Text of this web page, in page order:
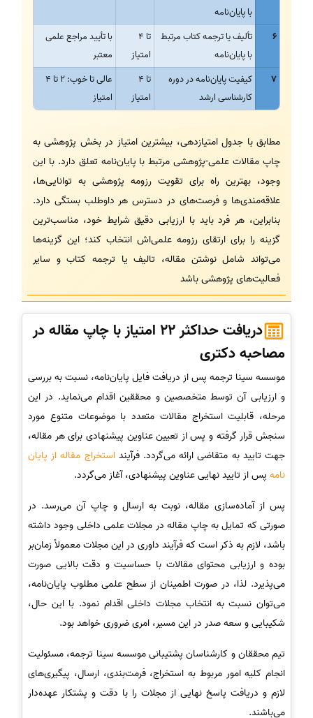
با پایان‌نامه
6
تألیف یا ترجمه کتاب مرتبط
با پایان‌نامه
تا 4
امتیاز
با تأیید مراجع علمی
معتبر
7
کیفیت پایان‌نامه در دوره
کارشناسی ارشد
تا 4
امتیاز
عالی تا خوب: 2 تا 4
امتیاز
مطابق با جدول امتیازدهی، بیشترین امتیاز در بخش پژوهشی به
چاپ مقالات علمی-پژوهشی مرتبط با پایان‌نامه تعلق دارد. با این
وجود، بهترین راه برای تقویت رزومه پژوهشی به توانایی‌ها،
علاقه‌مندی‌ها و فرصت‌های در دسترس هر داوطلب بستگی دارد.
بنابراین، هر فرد باید با ارزیابی دقیق شرایط خود، مناسب‌ترین
گزینه را برای ارتقای رزومه علمی‌اش انتخاب کند؛ این گزینه‌ها
می‌تواند شامل نوشتن مقاله، تالیف یا ترجمه کتاب و سایر
فعالیت‌های پژوهشی باشد
دریافت حداکثر 22 امتیاز با چاپ مقاله در
مصاحبه دکتری
موسسه سینا ترجمه پس از دریافت فایل پایان‌نامه، نسبت به بررسی
و ارزیابی آن توسط متخصصین و محققین اقدام می‌نماید. در این
مرحله، قابلیت استخراج مقالات متعدد با موضوعات متنوع مورد
سنجش قرار گرفته و پس از تعیین عناوین پیشنهادی برای هر مقاله،
جهت تایید به متقاضی ارائه می‌گردد. فرآیند استخراج مقاله از پایان
نامه پس از تایید نهایی عناوین پیشنهادی، آغاز می‌گردد.
پس از آماده‌سازی مقاله، نوبت به ارسال و چاپ آن می‌رسد. در
صورتی که تمایل به چاپ مقاله در مجلات علمی داخلی وجود داشته
باشد، لازم به ذکر است که فرآیند داوری در این مجلات معمولاً زمان‌بر
بوده و ارزیابی محتوای مقالات با حساسیت و دقت بالایی صورت
می‌پذیرد. لذا، در صورت اطمینان از سطح علمی مطلوب پایان‌نامه،
می‌توان نسبت به انتخاب مجلات داخلی اقدام نمود. با این حال،
شکیبایی و سعه صدر در این مسیر، امری ضروری خواهد بود.
تیم محققان و کارشناسان پشتیبانی موسسه سینا ترجمه، مسئولیت
انجام کلیه امور مربوط به استخراج، فرمت‌بندی، ارسال، پیگیری‌های
لازم و دریافت پاسخ نهایی از مجلات را با دقت و پشتکار عهده‌دار
می‌باشند.